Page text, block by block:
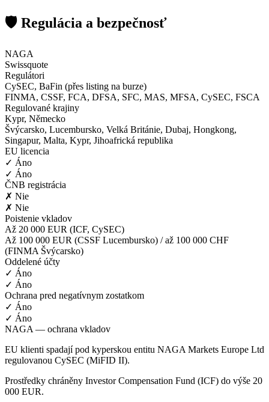
🛡️ Regulácia a bezpečnosť
NAGA
Swissquote
Regulátori
CySEC, BaFin (přes listing na burze)
FINMA, CSSF, FCA, DFSA, SFC, MAS, MFSA, CySEC, FSCA
Regulované krajiny
Kypr, Německo
Švýcarsko, Lucembursko, Velká Británie, Dubaj, Hongkong,
Singapur, Malta, Kypr, Jihoafrická republika
EU licencia
✓ Áno
✓ Áno
ČNB registrácia
✗ Nie
✗ Nie
Poistenie vkladov
Až 20 000 EUR (ICF, CySEC)
Až 100 000 EUR (CSSF Lucembursko) / až 100 000 CHF
(FINMA Švýcarsko)
Oddelené účty
✓ Áno
✓ Áno
Ochrana pred negatívnym zostatkom
✓ Áno
✓ Áno
NAGA — ochrana vkladov
EU klienti spadají pod kyperskou entitu NAGA Markets Europe Ltd
regulovanou CySEC (MiFID II).
Prostředky chráněny Investor Compensation Fund (ICF) do výše 20
000 EUR.